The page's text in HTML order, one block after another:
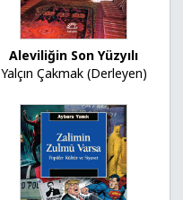
Aleviliğin Son Yüzyılı
Yalçın Çakmak (Derleyen)